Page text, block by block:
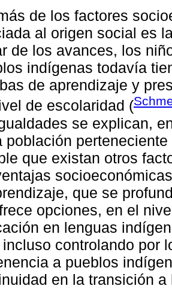
de los factores
al origen social es
de los avances, los
indígenas todavía
de aprendizaje y
de escolaridad (
se explican,
población
que existan otros
que se
opciones, en el
en lenguas
incluso controlando por
a pueblos
en la transición a